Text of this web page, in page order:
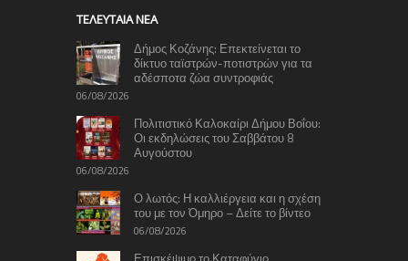
TΕΛΕΥΤΑΊΑ ΝΈΑ
Δήμος Κοζάνης: Επεκτείνεται το
δίκτυο ταϊστρών-ποτιστρών για τα
αδέσποτα ζώα συντροφιάς
06/08/2026
Πολιτιστικό Καλοκαίρι Δήμου Βοΐου:
Οι εκδηλώσεις του Σαββάτου 8
Αυγούστου
06/08/2026
Ο λωτός: Η καλλιέργεια και η σχέση
του με τον Όμηρο – Δείτε το βίντεο
06/08/2026